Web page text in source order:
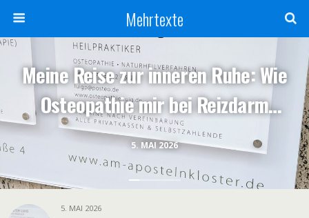
Mehrtexte
5. MAI 2026
Meine Reise zur inneren Ruhe: Wie
Osteopathie mir bei Reizdarm
geholfen hat
5. MAI 2026